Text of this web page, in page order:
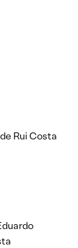
Rui Costa